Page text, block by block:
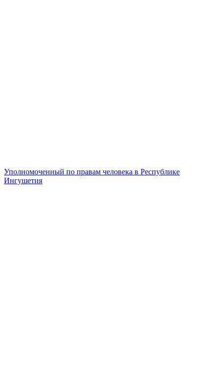
Уполномоченный по правам человека в Республике
Ингушетия